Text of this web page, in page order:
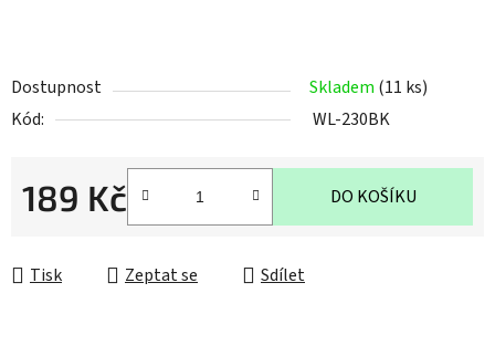
Dostupnost Skladem (11 ks)
Kód:
WL-230BK
189 Kč DO KOŠÍKU
Tisk Zeptat se Sdílet